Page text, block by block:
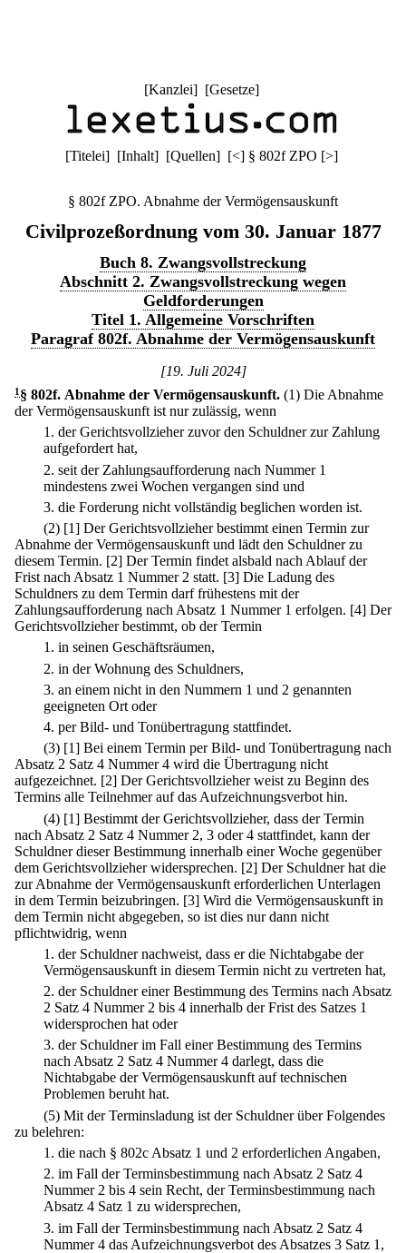
[Kanzlei] [Gesetze]
[Titelei] [Inhalt] [Quellen] [<] § 802f ZPO [>]
§ 802f ZPO. Abnahme der Vermögensauskunft
Civilprozeßordnung vom 30. Januar 1877
Buch 8. Zwangsvollstreckung
Abschnitt 2. Zwangsvollstreckung wegen
Geldforderungen
Titel 1. Allgemeine Vorschriften
Paragraf 802f. Abnahme der Vermögensauskunft
[19. Juli 2024]
1 § 802f. Abnahme der Vermögensauskunft. (1) Die Abnahme
der Vermögensauskunft ist nur zulässig, wenn
1. der Gerichtsvollzieher zuvor den Schuldner zur Zahlung
aufgefordert hat,
2. seit der Zahlungsaufforderung nach Nummer 1
mindestens zwei Wochen vergangen sind und
3. die Forderung nicht vollständig beglichen worden ist.
(2) [1] Der Gerichtsvollzieher bestimmt einen Termin zur
Abnahme der Vermögensauskunft und lädt den Schuldner zu
diesem Termin. [2] Der Termin findet alsbald nach Ablauf der
Frist nach Absatz 1 Nummer 2 statt. [3] Die Ladung des
Schuldners zu dem Termin darf frühestens mit der
Zahlungsaufforderung nach Absatz 1 Nummer 1 erfolgen. [4] Der
Gerichtsvollzieher bestimmt, ob der Termin
1. in seinen Geschäftsräumen,
2. in der Wohnung des Schuldners,
3. an einem nicht in den Nummern 1 und 2 genannten
geeigneten Ort oder
4. per Bild- und Tonübertragung stattfindet.
(3) [1] Bei einem Termin per Bild- und Tonübertragung nach
Absatz 2 Satz 4 Nummer 4 wird die Übertragung nicht
aufgezeichnet. [2] Der Gerichtsvollzieher weist zu Beginn des
Termins alle Teilnehmer auf das Aufzeichnungsverbot hin.
(4) [1] Bestimmt der Gerichtsvollzieher, dass der Termin
nach Absatz 2 Satz 4 Nummer 2, 3 oder 4 stattfindet, kann der
Schuldner dieser Bestimmung innerhalb einer Woche gegenüber
dem Gerichtsvollzieher widersprechen. [2] Der Schuldner hat die
zur Abnahme der Vermögensauskunft erforderlichen Unterlagen
in dem Termin beizubringen. [3] Wird die Vermögensauskunft in
dem Termin nicht abgegeben, so ist dies nur dann nicht
pflichtwidrig, wenn
1. der Schuldner nachweist, dass er die Nichtabgabe der
Vermögensauskunft in diesem Termin nicht zu vertreten hat,
2. der Schuldner einer Bestimmung des Termins nach Absatz
2 Satz 4 Nummer 2 bis 4 innerhalb der Frist des Satzes 1
widersprochen hat oder
3. der Schuldner im Fall einer Bestimmung des Termins
nach Absatz 2 Satz 4 Nummer 4 darlegt, dass die
Nichtabgabe der Vermögensauskunft auf technischen
Problemen beruht hat.
(5) Mit der Terminsladung ist der Schuldner über Folgendes
zu belehren:
1. die nach § 802c Absatz 1 und 2 erforderlichen Angaben,
2. im Fall der Terminsbestimmung nach Absatz 2 Satz 4
Nummer 2 bis 4 sein Recht, der Terminsbestimmung nach
Absatz 4 Satz 1 zu widersprechen,
3. im Fall der Terminsbestimmung nach Absatz 2 Satz 4
Nummer 4 das Aufzeichnungsverbot des Absatzes 3 Satz 1,